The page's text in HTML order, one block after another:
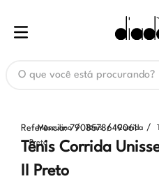
Masculino Tênis Corrida
Preto
Referência:7908578649061
Tênis Corrida
II Preto